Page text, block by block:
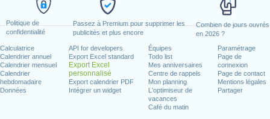
Politique de
confidentialité
Passez à Premium pour supprimer les
publicités et plus encore
Combien de jours ouvrés
en 2026 ?
Calculatrice
Calendrier annuel
Calendrier mensuel
Calendrier
hebdomadaire
Données
API for developers
Export Excel standard
Export Excel
personnalisé
Export calendrier PDF
Intégrer un widget
Équipes
Todo list
Mes anniversaires
Centre de rappels
Mon planning
L'optimiseur de
vacances
Café du matin
Paramétrage
Page de
connexion
Page de contact
Mentions légales
Partager